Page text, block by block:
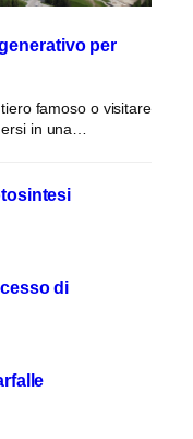
per
famoso o visitare
in una…
di